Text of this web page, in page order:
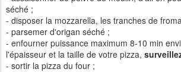
séché ;
- disposer la mozzarella, les tranches de
- parsemer d'origan séché ;
- enfourner puissance maximum 8-10 min
l'épaisseur et la taille de votre pizza,
- sortir la pizza du four ;